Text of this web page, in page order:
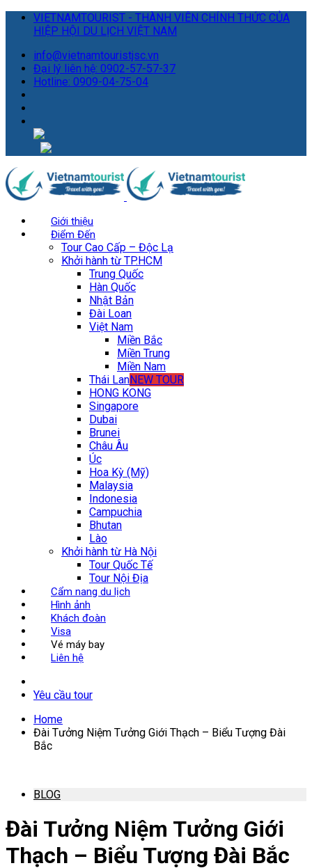
VIETNAMTOURIST - THÀNH VIÊN CHÍNH THỨC CỦA
HIỆP HỘI DU LỊCH VIỆT NAM
info@vietnamtouristjsc.vn
Đại lý liên hệ: 0902-57-57-37
Hotline: 0909-04-75-04
Giới thiệu
Điểm Đến
Tour Cao Cấp – Độc Lạ
Khởi hành từ TP.HCM
Trung Quốc
Hàn Quốc
Nhật Bản
Đài Loan
Việt Nam
Miền Bắc
Miền Trung
Miền Nam
Thái LanNEW TOUR
HONG KONG
Singapore
Dubai
Brunei
Châu Âu
Úc
Hoa Kỳ (Mỹ)
Malaysia
Indonesia
Campuchia
Bhutan
Lào
Khởi hành từ Hà Nội
Tour Quốc Tế
Tour Nội Địa
Cẩm nang du lịch
Hình ảnh
Khách đoàn
Visa
Vé máy bay
Liên hệ
Yêu cầu tour
Home
Đài Tưởng Niệm Tưởng Giới Thạch – Biểu Tượng Đài
Bắc
BLOG
Đài Tưởng Niệm Tưởng Giới
Thạch – Biểu Tượng Đài Bắc